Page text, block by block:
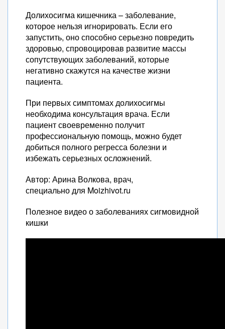
Долихосигма кишечника – заболевание,
которое нельзя игнорировать. Если его
запустить, оно способно серьезно повредить
здоровью, спровоцировав развитие массы
сопутствующих заболеваний, которые
негативно скажутся на качестве жизни
пациента.
При первых симптомах долихосигмы
необходима консультация врача. Если
пациент своевременно получит
профессиональную помощь, можно будет
добиться полного регресса болезни и
избежать серьезных осложнений.
Автор: Арина Волкова, врач,
специально для Moizhivot.ru
Полезное видео о заболеваниях сигмовидной
кишки